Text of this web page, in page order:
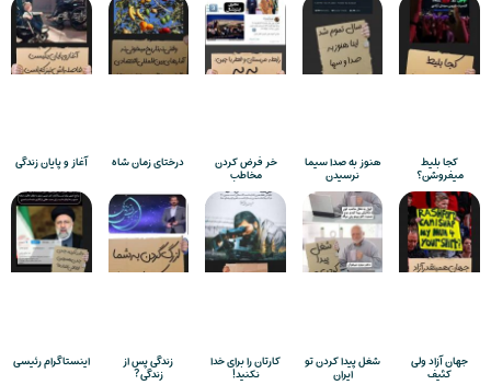
کجا بلیط
میفروشن؟
هنوز به صدا سیما
نرسیدن
خر فرض کردن
مخاطب
درختای زمان شاه آغاز و پایان زندگی
جهان آزاد ولی
کثیف
شغل پیدا کردن تو
ایران
کارتان را برای خدا
نکنید!
زندگی پس از
زندگی?
اینستاگرام رئیسی